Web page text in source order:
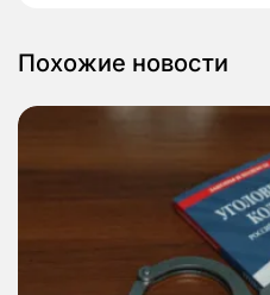
Похожие новости